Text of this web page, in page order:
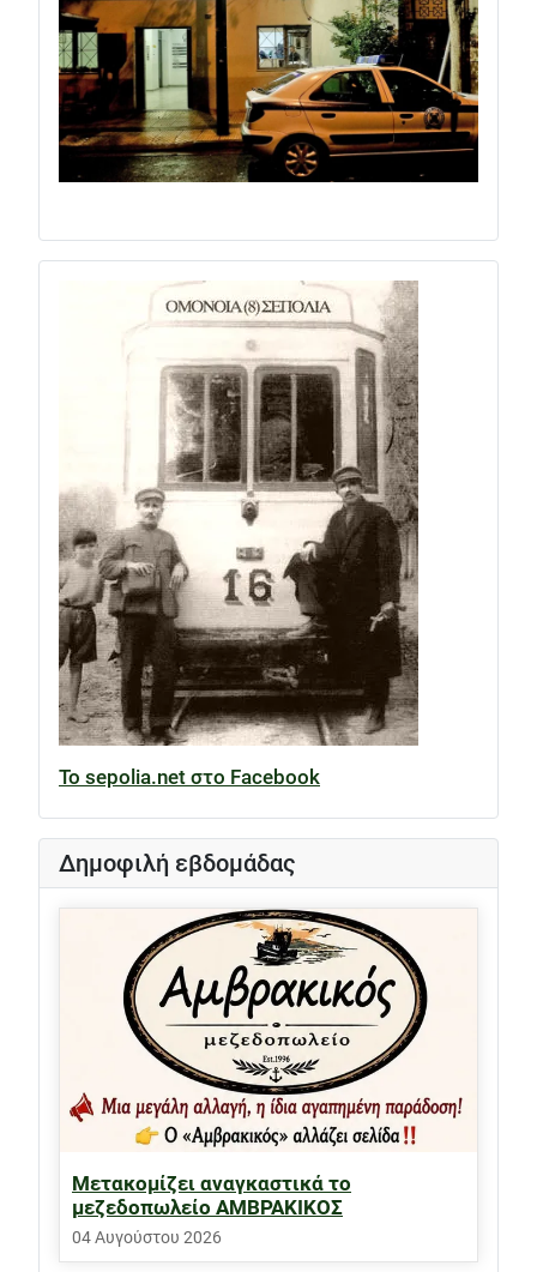
Το sepolia.net στο Facebook
Δημοφιλή εβδομάδας
Μετακομίζει αναγκαστικά το
μεζεδοπωλείο ΑΜΒΡΑΚΙΚΟΣ
04 Αυγούστου 2026